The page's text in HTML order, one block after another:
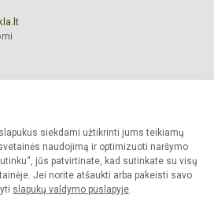
siekdami užtikrinti jums teikiamų
naudojimą ir optimizuoti naršymo
jūs patvirtinate, kad sutinkate su visų
Jei norite atšaukti arba pakeisti savo
slapukų valdymo puslapyje.
pagrindinės mokyklos administracijos
griežtai draudžiama.
paraiška Slapukų valdymas